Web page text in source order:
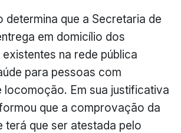
determina que a Secretaria de
em domicílio dos
na rede pública
para pessoas com
locomoção. Em sua justificativa
que a comprovação da
terá que ser atestada pelo